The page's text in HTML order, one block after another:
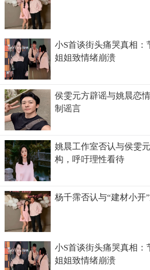
哥哥走后，唐鹤德一直都是一个人居住
加多利山的公寓，嗯，那里还有哥哥的
已经58岁了，任然坚守着生死契阔，与
着张国荣的骨灰慢慢老去。
小S首谈街头痛哭真相
姐姐致情绪崩溃
侯雯元方辟谣与姚晨恋
制谣言
姚晨工作室否认与侯雯
构，呼吁理性看待
杨千霈否认与“建材小开
小S首谈街头痛哭真相
姐姐致情绪崩溃